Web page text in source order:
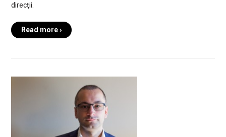
direcţii.
Read more ›